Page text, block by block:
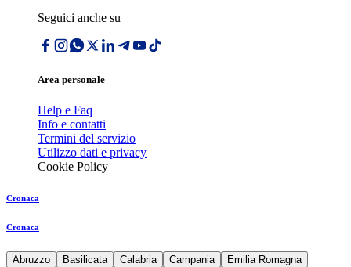
Seguici anche su
Area personale
Help e Faq
Info e contatti
Termini del servizio
Utilizzo dati e privacy
Cookie Policy
Cronaca
Cronaca
Abruzzo Basilicata Calabria Campania
Emilia Romagna